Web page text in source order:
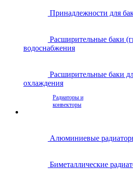
Принадлежности для
Расширительные баки
водоснабжения
Расширительные баки
охлаждения
Радиаторы и
конвекторы
Алюминиевые
Биметаллические